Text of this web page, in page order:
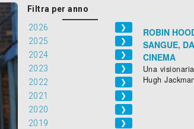
Filtra per anno
2026
❯
2025 ❯
2024 ❯
2023 ❯
2022 ❯
2021 ❯
2020 ❯
2019 ❯
ROBIN
SANGUE,
CINEMA
Una
Hugh